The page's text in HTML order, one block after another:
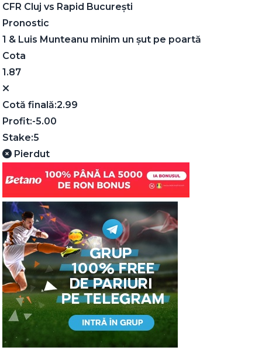
CFR Cluj vs Rapid București
Pronostic
1 & Luis Munteanu minim un șut pe poartă
Cota
1.87
Cotă finală:2.99
Profit:-5.00
Stake:5
Pierdut